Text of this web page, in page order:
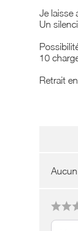
Je laisse
Un
10
Retrait